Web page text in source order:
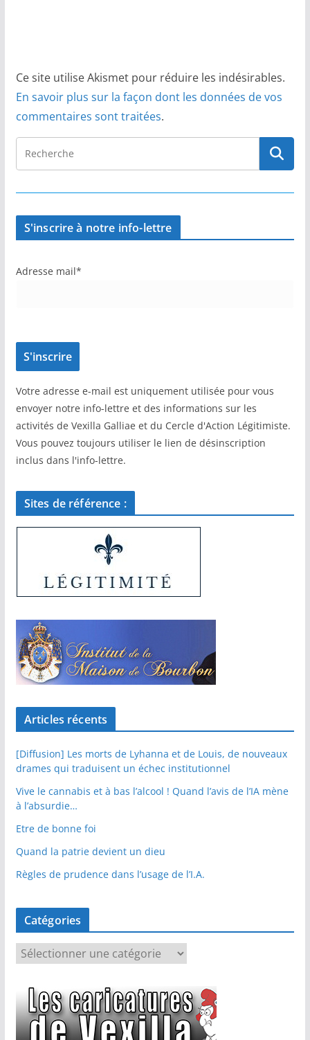
Ce site utilise Akismet pour réduire les indésirables.
En savoir plus sur la façon dont les données de vos
commentaires sont traitées.
S'inscrire à notre info-lettre
Adresse mail*
Votre adresse e-mail est uniquement utilisée pour vous
envoyer notre info-lettre et des informations sur les
activités de Vexilla Galliae et du Cercle d'Action Légitimiste.
Vous pouvez toujours utiliser le lien de désinscription
inclus dans l'info-lettre.
Sites de référence :
Articles récents
[Diffusion] Les morts de Lyhanna et de Louis, de nouveaux
drames qui traduisent un échec institutionnel
Vive le cannabis et à bas l’alcool ! Quand l’avis de l’IA mène
à l’absurdie…
Etre de bonne foi
Quand la patrie devient un dieu
Règles de prudence dans l’usage de l’I.A.
Catégories
a
é
g